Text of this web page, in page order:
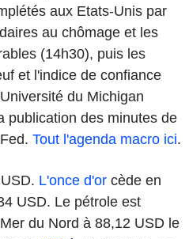
aux Etats-Unis par
au chômage et les
(14h30), puis les
et l'indice de confiance
du Michigan
publication des minutes de
Tout l'agenda macro ici.
L'once d'or cède en
USD. Le pétrole est
du Nord à 88,12 USD le